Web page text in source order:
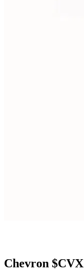
Chevron $CVX